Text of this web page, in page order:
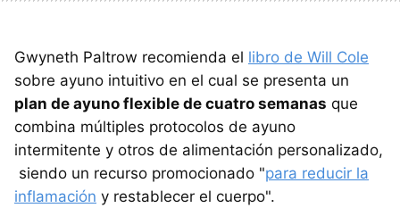
Gwyneth Paltrow recomienda el libro de Will Cole
sobre ayuno intuitivo en el cual se presenta un
plan de ayuno flexible de cuatro semanas que
combina múltiples protocolos de ayuno
intermitente y otros de alimentación personalizado,
siendo un recurso promocionado "para reducir la
inflamación y restablecer el cuerpo".